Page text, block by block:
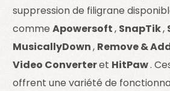
suppression de filigrane
commeApowersoft, SnapTik,
MusicallyDown, Remove &
Video Converteret HitPaw.
offrent une variété de